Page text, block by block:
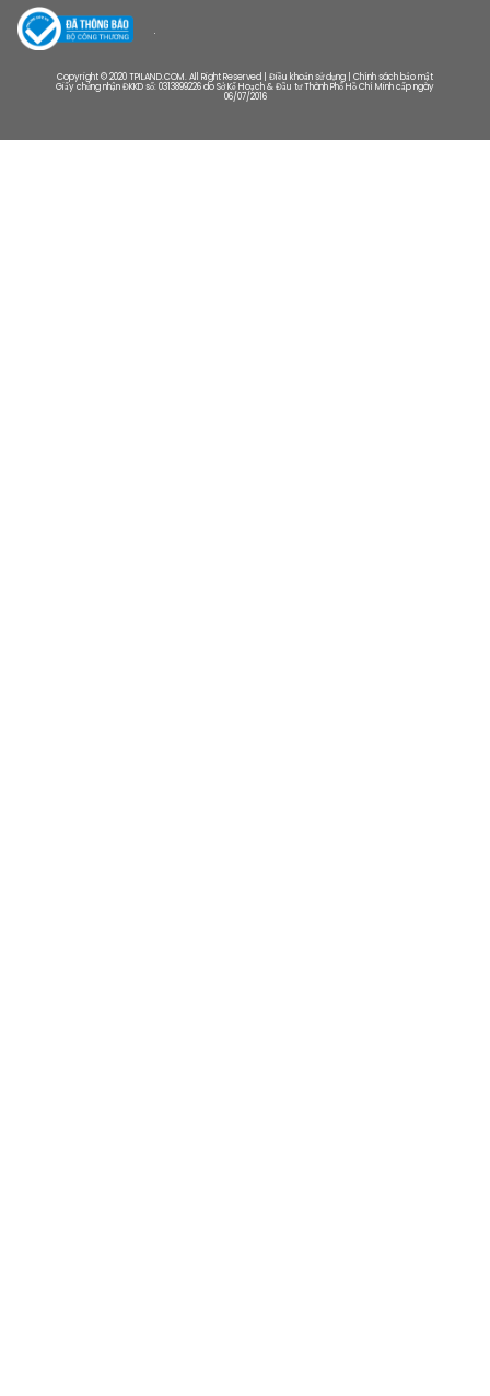
Copyright © 2020 TPILAND.COM. All Right Reserved | Điều khoản sử dụng | Chính sách bảo mật
Giấy chứng nhận ĐKKD số: 0313899226 do Sở Kế Hoạch & Đầu tư Thành Phố Hồ Chí Minh cấp ngày
06/07/2016